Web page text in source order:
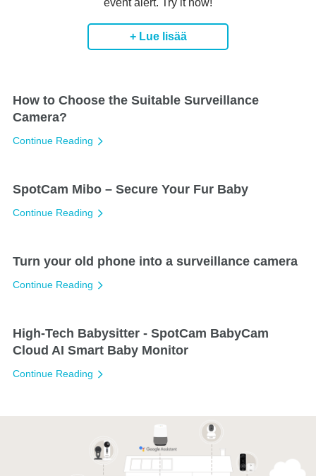
event alert. Try it now!
+ Lue lisää
How to Choose the Suitable Surveillance
Camera?
Continue Reading
SpotCam Mibo – Secure Your Fur Baby
Continue Reading
Turn your old phone into a surveillance camera
Continue Reading
High-Tech Babysitter - SpotCam BabyCam
Cloud AI Smart Baby Monitor
Continue Reading